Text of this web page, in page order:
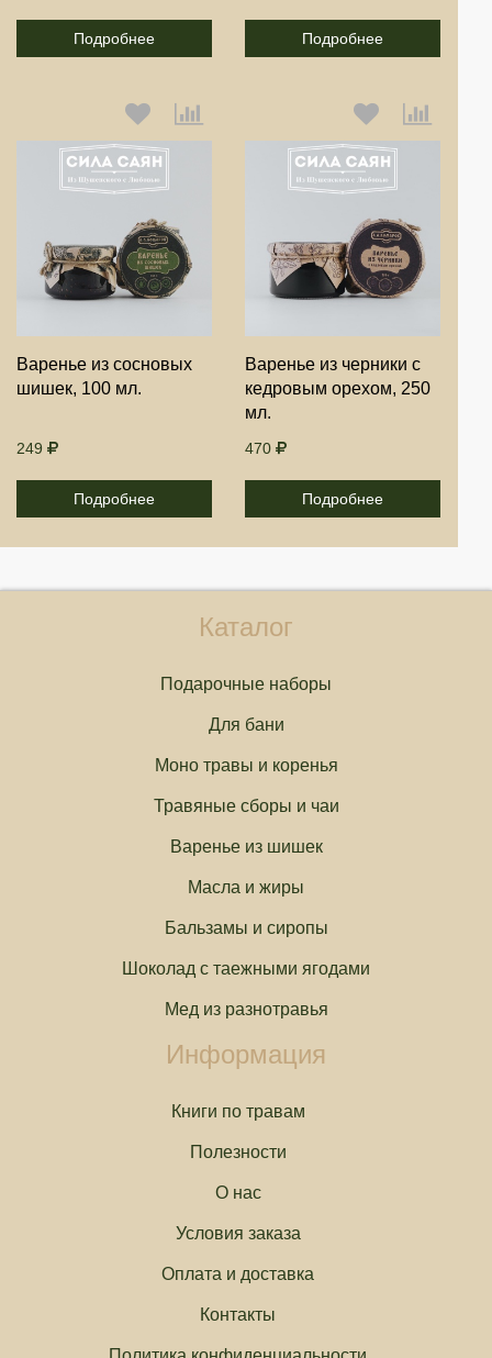
Подробнее Подробнее
Варенье из сосновых
шишек, 100 мл.
249
Подробнее
Выберите количество:
Продолжить
Варенье из черники с
кедровым орехом, 250
мл.
470
Подробнее
Выберите количество:
Продолжить
Каталог
Подарочные наборы
Для бани
Моно травы и коренья
Травяные сборы и чаи
Варенье из шишек
Масла и жиры
Бальзамы и сиропы
Шоколад с таежными ягодами
Мед из разнотравья
Информация
Книги по травам
Полезности
О нас
Условия заказа
Оплата и доставка
Контакты